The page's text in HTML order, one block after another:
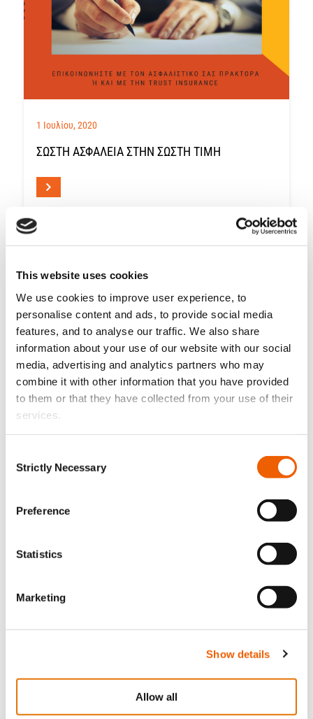
This website uses cookies
We use cookies to improve user experience, to
personalise content and ads, to provide social media
features, and to analyse our traffic. We also share
information about your use of our website with our social
media, advertising and analytics partners who may
combine it with other information that you have provided
to them or that they have collected from your use of their
services.
Selection
Strictly Necessary
Preference
Statistics
Marketing
Show details
Allow all
1 Ιουλίου, 2020
ΣΩΣΤΉ ΑΣΦΆΛΕΙΑ ΣΤΗΝ ΣΩΣΤΉ ΤΙΜΉ
ΜΕΤΆ ΤΗΝ ΚΑΡΑΝΤΊΝΑ, ΤΙ; Η… ΑΣΦΑΛΉΣ
“ΜΕΤΑ-ΚΑΝΟΝΙΚΌΤΗΤΑ”